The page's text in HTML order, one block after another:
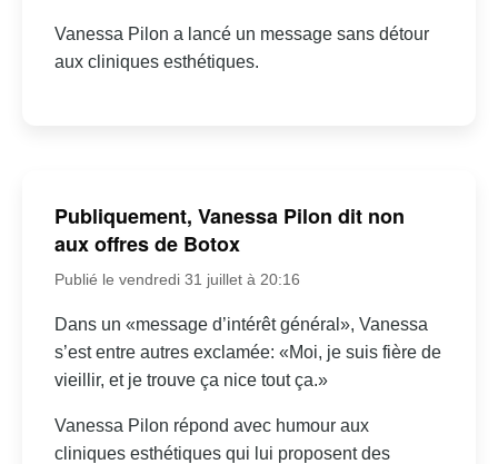
Vanessa Pilon a lancé un message sans détour
aux cliniques esthétiques.
Publiquement, Vanessa Pilon dit non
aux offres de Botox
Publié le vendredi 31 juillet à 20:16
Dans un «message d’intérêt général», Vanessa
s’est entre autres exclamée: «Moi, je suis fière de
vieillir, et je trouve ça nice tout ça.»
Vanessa Pilon répond avec humour aux
cliniques esthétiques qui lui proposent des